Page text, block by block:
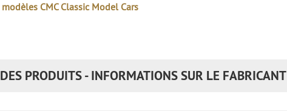
CMC Classic Model Cars
PRODUITS - INFORMATIONS SUR LE